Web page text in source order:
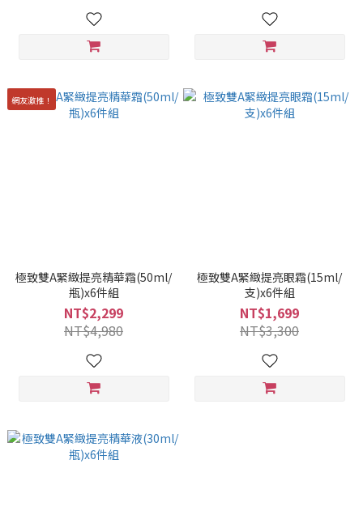
網友激推！
極致雙A緊緻提亮精華霜(50ml/
瓶)x6件組
NT$2,299
NT$4,980
極致雙A緊緻提亮眼霜(15ml/
支)x6件組
NT$1,699
NT$3,300